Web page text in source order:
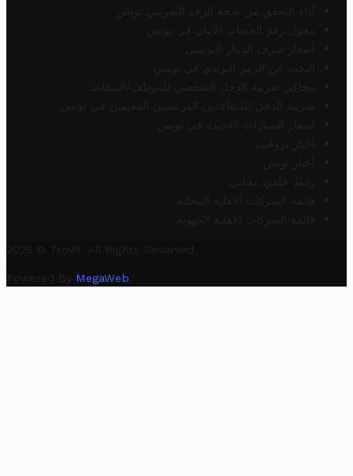
أداة التحقق من صحة الرقم الضريبي تونس
محول رقم الحساب الآيبان في تونس
أسعار صرف الدينار التونسي
البحث عن الرمز البريدي في تونس
محاكي ضريبة الدخل الشخصي للموظف/المتقاعد
ضريبة الدخل للمتقاعدين الفرنسيين المقيمين في تونس
أسعار السيارات الجديدة في تونس
أخبار تروفيت
أخبار تونس
رابط خلفي مجاني
قائمة الشركات الأهلية المحلية
قائمة الشركات الأهلية الجهوية
2025 © Trovit. All Rights Reserved.
Powered By MegaWeb